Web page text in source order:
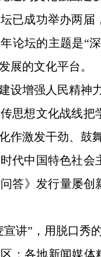
已成功举办两
论坛的主题是“
展的文化平台。
设增强人民精神
思想文化战线
作激发干劲、鼓
代中国特色社
答》发行量屡
讲”，用脱口秀
；各地新闻媒